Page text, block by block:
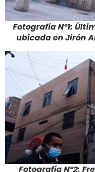
Fotografía Nº1:
ubicada en Jirón
Fotografía Nº2: